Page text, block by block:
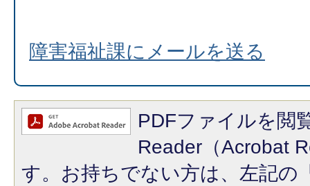
障害福祉課にメールを送る
PDFファイルを閲
Reader（Acrobat
す。お持ちでない方は、左記の